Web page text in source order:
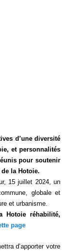
d’une diversité
et personnalités
pour soutenir
la Hotoie.
15 juillet 2024, un
globale et
et urbanisme.
réhabilité,
page
d’apporter votre